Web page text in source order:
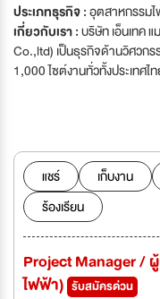
ประเภทธุรกิจ :อุตสาหกรรม
เกี่ยวกับเรา :บริษัท เอ็นเทค
Co.,ltd) เป็นธุรกิจด้านวิศวกรรมไฟฟ้า ดำเนินงานมากกว่า 31 ปี มากกกว่า
1,000 ไซต์งานทั่วทั้งประเทศไ
ไฟฟ้าใต้ดิน Underground
ปรึกษาทางด้านระบบไฟฟ้าแ
ทีมงานช่างไฟผู้มีประสบการณ์ โดยบริษัทได้ให้บริการ แก่โครงการก่อสร้างหลาย
แห่งในประเทศไทย อาทิเช่น
Community Mall และ โครง
และนิคมอุตสาหกรรมหลายๆแห่
ความปลอดภัยของลูกค้าเป็น
อบรมด้านความปลอดภัยตา
แชร์ เก็บงาน
ร้องเรียน
Project Manager /
ไฟฟ้า) รับสมัครด่วน